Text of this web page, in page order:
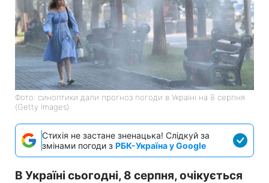
Фото: синоптики дали прогноз погоди в Україні на 8 серпня
(Getty Images)
Стихія не застане зненацька! Слідкуй за
змінами погоди з РБК-Україна у Google
В Україні сьогодні, 8 серпня, очікується